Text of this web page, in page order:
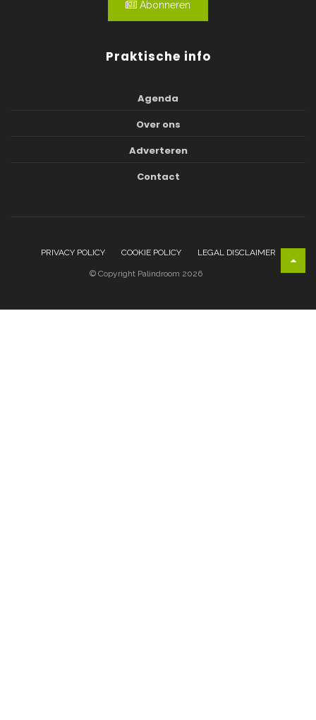
Abonneren
Praktische info
Agenda
Over ons
Adverteren
Contact
PRIVACY POLICY COOKIE POLICY LEGAL DISCLAIMER
© Copyright Palindroom 2026